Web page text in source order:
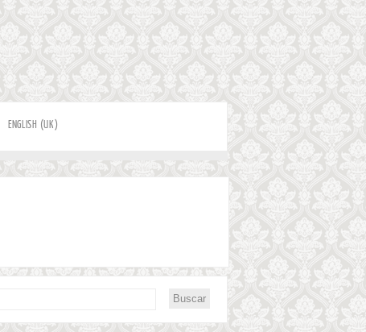
ENGLISH (UK)